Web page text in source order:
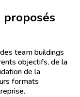
team buildings
objectifs, de la
de la
formats